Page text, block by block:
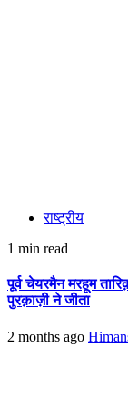
राष्ट्रीय
1 min read
पूर्व चेयरमैन मरहूम
पुरक़ाज़ी ने जीता
2 months ago